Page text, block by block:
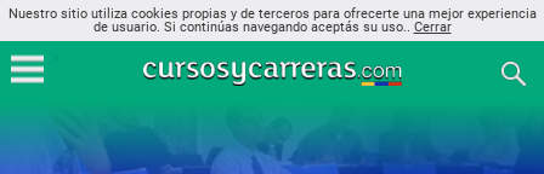
Nuestro sitio utiliza cookies propias y de terceros para ofrecerte una mejor experiencia
de usuario. Si continúas navegando aceptás su uso.. Cerrar